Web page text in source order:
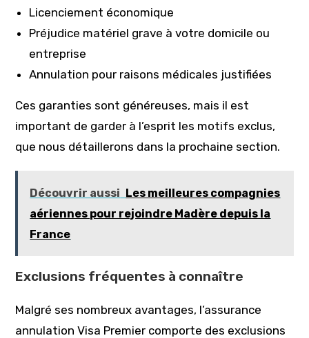
Licenciement économique
Préjudice matériel grave à votre domicile ou
entreprise
Annulation pour raisons médicales justifiées
Ces garanties sont généreuses, mais il est
important de garder à l’esprit les motifs exclus,
que nous détaillerons dans la prochaine section.
Découvrir aussi
Les meilleures compagnies
aériennes pour rejoindre Madère depuis la
France
Exclusions fréquentes à connaître
Malgré ses nombreux avantages, l’assurance
annulation Visa Premier comporte des exclusions